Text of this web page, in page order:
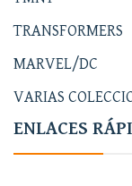
TRANSFORMERS
MARVEL/DC
VARIAS
ENLACES